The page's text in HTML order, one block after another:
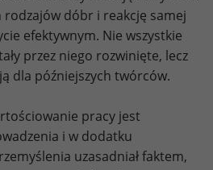
rodzajów dóbr i reakcję samej
efektywnym. Nie wszystkie
przez niego rozwinięte, lecz
dla późniejszych twórców.
pracy jest
i w dodatku
uzasadniał faktem,